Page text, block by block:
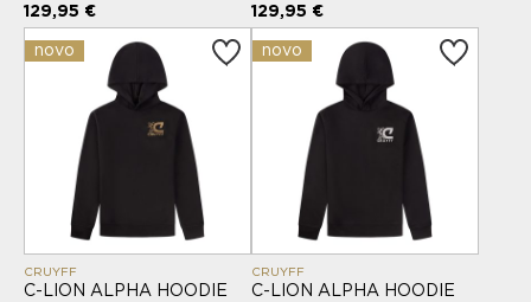
129,95 €
129,95 €
novo
CRUYFF
C-LION ALPHA HOODIE
novo
CRUYFF
C-LION ALPHA HOODIE